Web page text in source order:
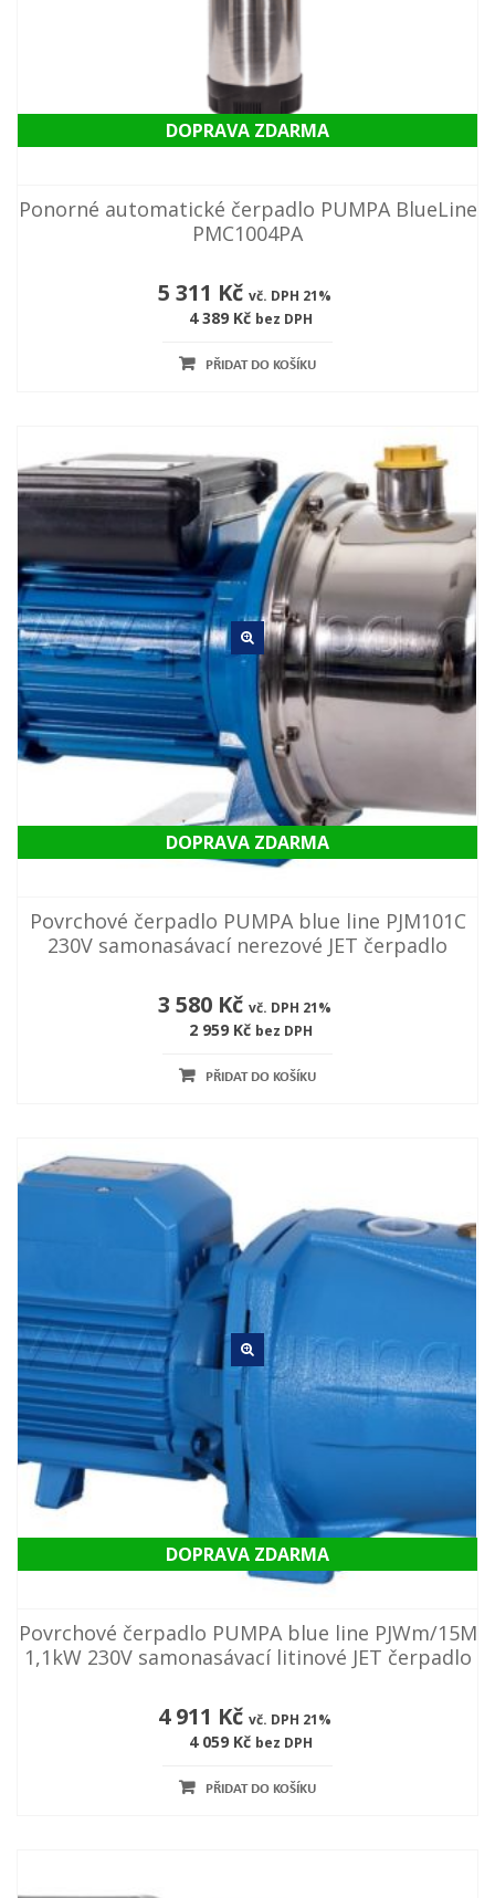
DOPRAVA ZDARMA
Ponorné automatické čerpadlo PUMPA BlueLine
PMC1004PA
5 311 Kč vč. DPH 21%
4 389 Kč bez DPH
PŘIDAT DO KOŠÍKU
DOPRAVA ZDARMA
Povrchové čerpadlo PUMPA blue line PJM101C
230V samonasávací nerezové JET čerpadlo
3 580 Kč vč. DPH 21%
2 959 Kč bez DPH
PŘIDAT DO KOŠÍKU
DOPRAVA ZDARMA
Povrchové čerpadlo PUMPA blue line PJWm/15M
1,1kW 230V samonasávací litinové JET čerpadlo
4 911 Kč vč. DPH 21%
4 059 Kč bez DPH
PŘIDAT DO KOŠÍKU